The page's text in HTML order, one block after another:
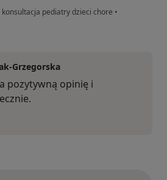
konsultacja pediatry dzieci chore •
Grzegorska
pozytywną opinię i